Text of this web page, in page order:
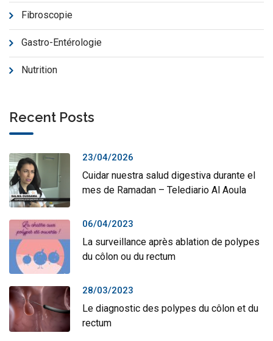
Fibroscopie
Gastro-Entérologie
Nutrition
Recent Posts
23/04/2026
Cuidar nuestra salud digestiva durante el
mes de Ramadan – Telediario Al Aoula
06/04/2023
La surveillance après ablation de polypes
du côlon ou du rectum
28/03/2023
Le diagnostic des polypes du côlon et du
rectum